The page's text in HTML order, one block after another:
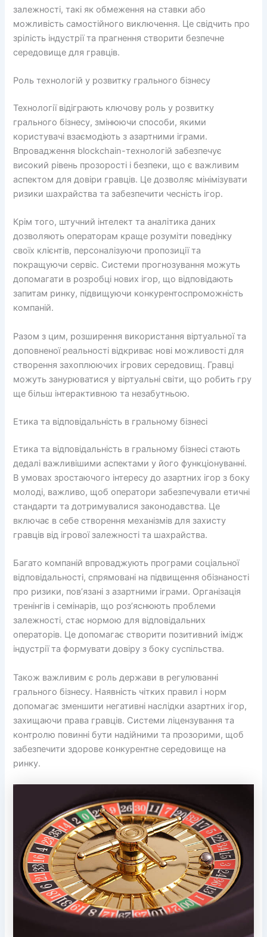
залежності, такі як обмеження на ставки або
можливість самостійного виключення. Це свідчить про
зрілість індустрії та прагнення створити безпечне
середовище для гравців.
Роль технологій у розвитку грального бізнесу
Технології відіграють ключову роль у розвитку
грального бізнесу, змінюючи способи, якими
користувачі взаємодіють з азартними іграми.
Впровадження blockchain-технологій забезпечує
високий рівень прозорості і безпеки, що є важливим
аспектом для довіри гравців. Це дозволяє мінімізувати
ризики шахрайства та забезпечити чесність ігор.
Крім того, штучний інтелект та аналітика даних
дозволяють операторам краще розуміти поведінку
своїх клієнтів, персоналізуючи пропозиції та
покращуючи сервіс. Системи прогнозування можуть
допомагати в розробці нових ігор, що відповідають
запитам ринку, підвищуючи конкурентоспроможність
компаній.
Разом з цим, розширення використання віртуальної та
доповненої реальності відкриває нові можливості для
створення захоплюючих ігрових середовищ. Гравці
можуть занурюватися у віртуальні світи, що робить гру
ще більш інтерактивною та незабутньою.
Етика та відповідальність в гральному бізнесі
Етика та відповідальність в гральному бізнесі стають
дедалі важливішими аспектами у його функціонуванні.
В умовах зростаючого інтересу до азартних ігор з боку
молоді, важливо, щоб оператори забезпечували етичні
стандарти та дотримувалися законодавства. Це
включає в себе створення механізмів для захисту
гравців від ігрової залежності та шахрайства.
Багато компаній впроваджують програми соціальної
відповідальності, спрямовані на підвищення обізнаності
про ризики, пов’язані з азартними іграми. Організація
тренінгів і семінарів, що роз’яснюють проблеми
залежності, стає нормою для відповідальних
операторів. Це допомагає створити позитивний імідж
індустрії та формувати довіру з боку суспільства.
Також важливим є роль держави в регулюванні
грального бізнесу. Наявність чітких правил і норм
допомагає зменшити негативні наслідки азартних ігор,
захищаючи права гравців. Системи ліцензування та
контролю повинні бути надійними та прозорими, щоб
забезпечити здорове конкурентне середовище на
ринку.